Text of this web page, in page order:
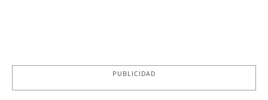
PUBLICIDAD